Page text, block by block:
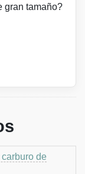
gran tamaño?
de